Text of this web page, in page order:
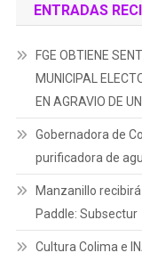
ENTRADAS
FGE OBTIENE
MUNICIPAL
EN AGRAVIO DE
Gobernadora de
purificadora de
Manzanillo
Paddle: Subsectur
Cultura Colima e